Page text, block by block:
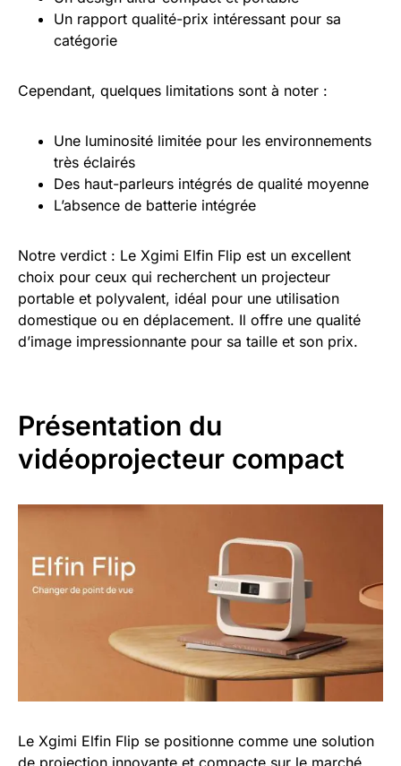
Un rapport qualité-prix intéressant pour sa
catégorie
Cependant, quelques limitations sont à noter :
Une luminosité limitée pour les environnements
très éclairés
Des haut-parleurs intégrés de qualité moyenne
L’absence de batterie intégrée
Notre verdict : Le Xgimi Elfin Flip est un excellent
choix pour ceux qui recherchent un projecteur
portable et polyvalent, idéal pour une utilisation
domestique ou en déplacement. Il offre une qualité
d’image impressionnante pour sa taille et son prix.
Présentation du
vidéoprojecteur compact
Le Xgimi Elfin Flip se positionne comme une solution
de projection innovante et compacte sur le marché